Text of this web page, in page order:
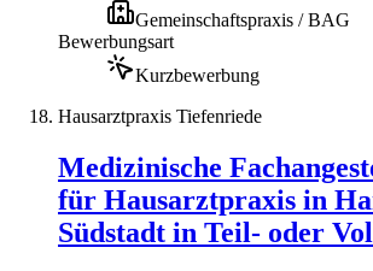
Gemeinschaftspraxis / BAG
Bewerbungsart
Kurzbewerbung
Hausarztpraxis Tiefenriede
Medizinische
für Hausarztpraxis in
Südstadt in Teil- oder